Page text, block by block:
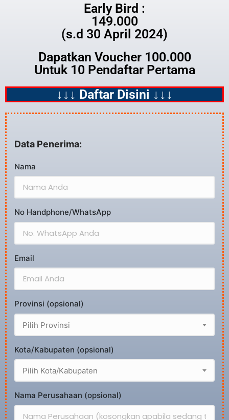
Early Bird :
149.000
(s.d 30 April 2024)
Dapatkan Voucher 100.000
Untuk 10 Pendaftar Pertama
↓↓↓ Daftar Disini ↓↓↓
Data Penerima:
Nama
No Handphone/WhatsApp
Email
Provinsi (opsional)
Pilih Provinsi
Kota/Kabupaten (opsional)
Pilih Kota/Kabupaten
Nama Perusahaan (opsional)